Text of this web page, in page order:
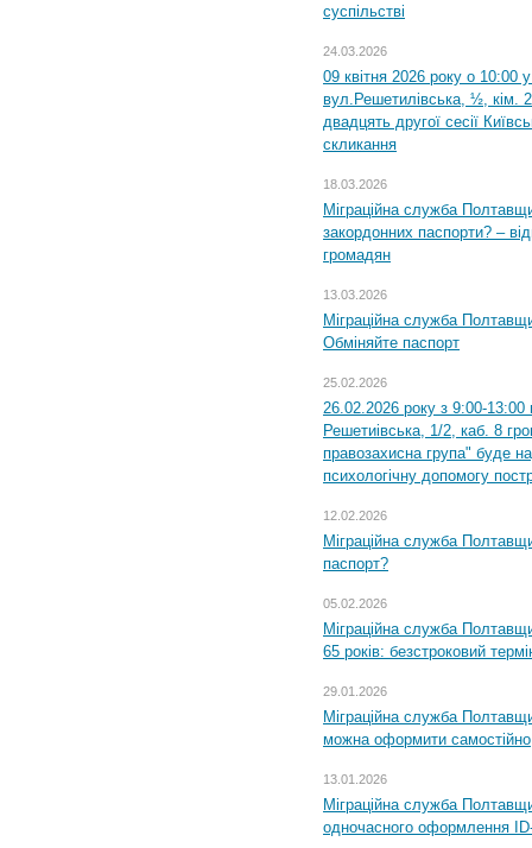
суспільстві
24.03.2026
09 квітня 2026 року о 10:00
вул.Решетилівська, ½, кім.
двадцять другої сесії
скликання
18.03.2026
Міграційна служба
закордонних паспорти? –
громадян
13.03.2026
Міграційна служба
Обміняйте паспорт
25.02.2026
26.02.2026 року з 9:00-
Решетиівська, 1/2, каб. 8
правозахисна група" буде
психологічну допомогу
12.02.2026
Міграційна служба
паспорт?
05.02.2026
Міграційна служба
65 років: безстроковий
29.01.2026
Міграційна служба
можна оформити самостійно
13.01.2026
Міграційна служба
одночасного оформлення